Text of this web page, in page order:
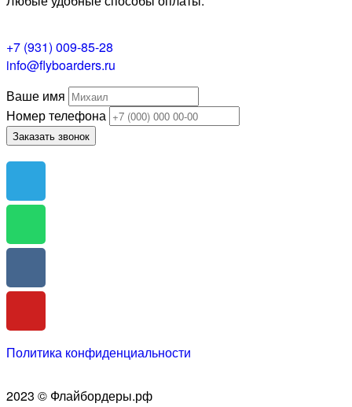
+7 (931) 009-85-28
info@flyboarders.ru
Ваше имя
Номер телефона
Заказать звонок
Политика конфиденциальности
2023 © Флайбордеры.рф